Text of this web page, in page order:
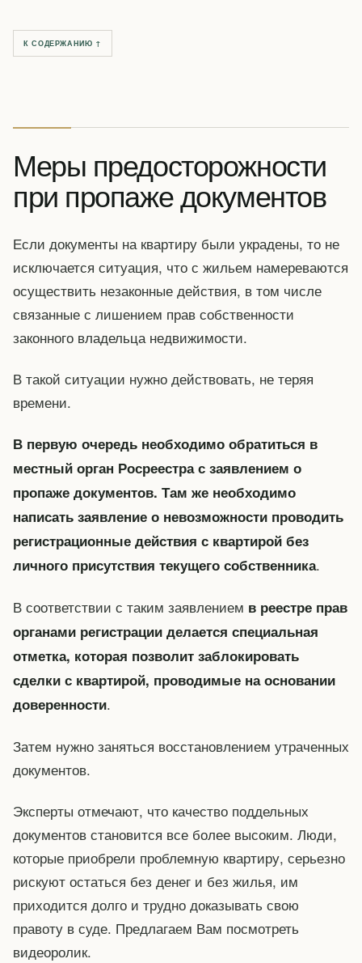
К СОДЕРЖАНИЮ ↑
Меры предосторожности
при пропаже документов
Если документы на квартиру были украдены, то не
исключается ситуация, что с жильем намереваются
осуществить незаконные действия, в том числе
связанные с лишением прав собственности
законного владельца недвижимости.
В такой ситуации нужно действовать, не теряя
времени.
В первую очередь необходимо обратиться в
местный орган Росреестра с заявлением о
пропаже документов. Там же необходимо
написать заявление о невозможности проводить
регистрационные действия с квартирой без
личного присутствия текущего собственника.
В соответствии с таким заявлением в реестре прав
органами регистрации делается специальная
отметка, которая позволит заблокировать
сделки с квартирой, проводимые на основании
доверенности.
Затем нужно заняться восстановлением утраченных
документов.
Эксперты отмечают, что качество поддельных
документов становится все более высоким. Люди,
которые приобрели проблемную квартиру, серьезно
рискуют остаться без денег и без жилья, им
приходится долго и трудно доказывать свою
правоту в суде. Предлагаем Вам посмотреть
видеоролик.